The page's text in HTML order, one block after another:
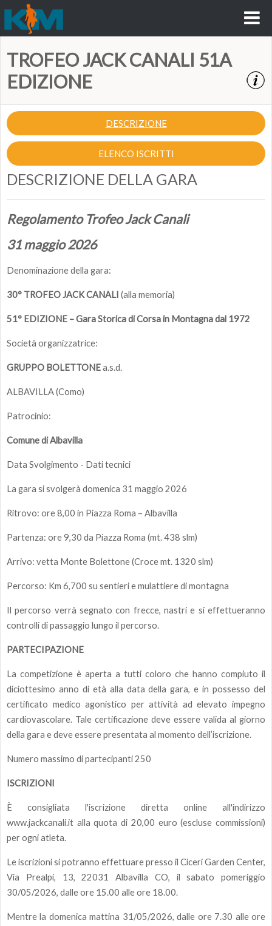
TROFEO JACK CANALI 51A
EDIZIONE
DESCRIZIONE
ELENCO ISCRITTI
DESCRIZIONE DELLA GARA
Regolamento Trofeo Jack Canali
31 maggio 2026
Denominazione della gara:
30° TROFEO JACK CANALI (alla memoria)
51° EDIZIONE – Gara Storica di Corsa in Montagna dal 1972
Società organizzatrice:
GRUPPO BOLETTONEa.s.d.
ALBAVILLA (Como)
Patrocinio:
Comune di Albavilla
Data Svolgimento - Dati tecnici
La gara si svolgerà domenica 31 maggio 2026
Ritrovo: ore 8,00 in Piazza Roma – Albavilla
Partenza: ore 9,30 da Piazza Roma (mt. 438 slm)
Arrivo: vetta Monte Bolettone (Croce mt. 1320 slm)
Percorso: Km 6,700 su sentieri e mulattiere di montagna
Il percorso verrà segnato con frecce, nastri e si effettueranno
controlli di passaggio lungo il percorso.
PARTECIPAZIONE
La competizione è aperta a tutti coloro che hanno compiuto il
diciottesimo anno di età alla data della gara, e in possesso del
certificato medico agonistico per attività ad elevato impegno
cardiovascolare. Tale certificazione deve essere valida al giorno
della gara e deve essere presentata al momento dell’iscrizione.
Numero massimo di partecipanti 250
ISCRIZIONI
È consigliata l'iscrizione diretta online all'indirizzo
www.jackcanali.it alla quota di 20,00 euro (escluse commissioni)
per ogni atleta.
Le iscrizioni si potranno effettuare presso il Ciceri Garden Center,
Via Prealpi, 13, 22031 Albavilla CO, il sabato pomeriggio
30/05/2026, dalle ore 15.00 alle ore 18.00.
Mentre la domenica mattina 31/05/2026, dalle ore 7.30 alle ore